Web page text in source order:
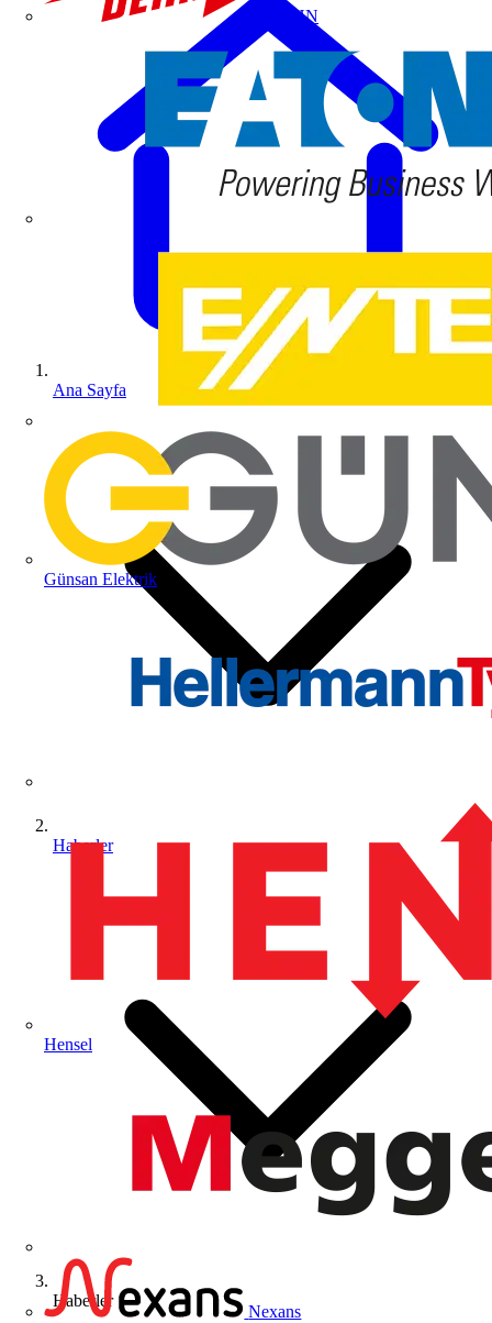
DEHN
Günsan Elektrik
Hensel
Nexans
Ana Sayfa
Haberler
Haberler